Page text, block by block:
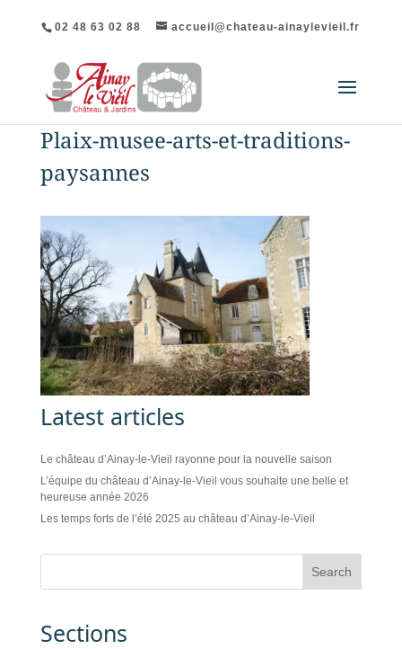
02 48 63 02 88 accueil@chateau-ainaylevieil.fr
Plaix-musee-arts-et-traditions-
paysannes
Latest articles
Le château d’Ainay-le-Vieil rayonne pour la nouvelle saison
L’équipe du château d’Ainay-le-Vieil vous souhaite une belle et
heureuse année 2026
Les temps forts de l’été 2025 au château d’Ainay-le-Vieil
Sections